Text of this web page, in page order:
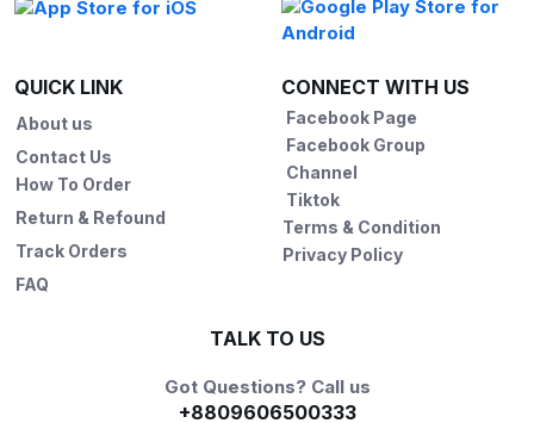
QUICK LINK
About us
Contact Us
How To Order
Return & Refound
Track Orders
FAQ
CONNECT WITH US
Facebook Page
Facebook Group
Channel
Tiktok
Terms & Condition
Privacy Policy
TALK TO US
Got Questions? Call us
+8809606500333